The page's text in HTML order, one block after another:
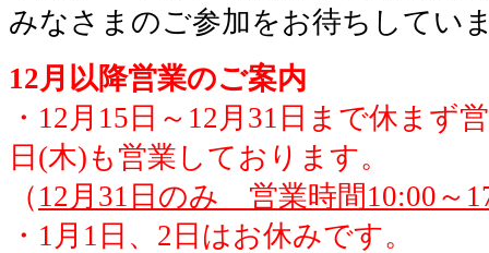
みなさまのご参加をお待ちしてい
12月以降営業のご案内
・12月15日～12月31日まで休ま
日(木)も営業しております。
（ 12月31日のみ 営業時間10:00～
・1月1日、2日はお休みです。